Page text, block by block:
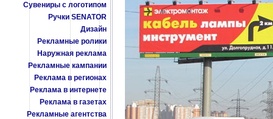
Сувениры с логотипом
Ручки SENATOR
Дизайн
Рекламные ролики
Наружная реклама
Рекламные кампании
Реклама в регионах
Реклама в интернете
Реклама в газетах
Рекламные агентства